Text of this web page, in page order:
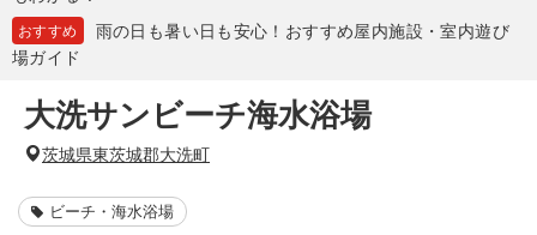
おすすめ
雨の日も暑い日も安心！おすすめ屋内施設・室内遊び
場ガイド
大洗サンビーチ海水浴場
茨城県東茨城郡大洗町
ビーチ・海水浴場